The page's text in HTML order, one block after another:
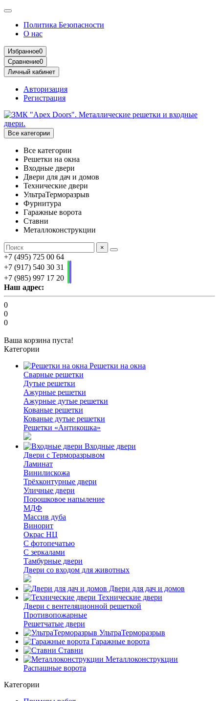
Политика Безопасности
О нас
Избранное0
Сравнение0
Личный кабинет
Авторизация
Регистрация
Все категории
Все категории
Решетки на окна
Входные двери
Двери для дач и домов
Технические двери
УльтраТерморазрыв
Фурнитура
Гаражные ворота
Ставни
Металлоконструкции
×
+7 (495) 725 00 64
+7 (917) 540 30 31
+7 (985) 997 17 20
Наш адрес:
0
0
0
Ваша корзина пуста!
Категории
Решетки на окна
Сварные решетки
Дутые решетки
Ажурные решетки
Ажурные дутые решетки
Кованые решетки
Кованые дутые решетки
Решетки «Антикошка»
Входные двери
Двери с Терморазрывом
Ламинат
Винилискожа
Трёхконтурные двери
Уличные двери
Порошковое напыление
МДФ
Массив дуба
Винорит
Окрас НЦ
С фотопечатью
С зеркалами
Тамбурные двери
Двери со входом для животных
Двери для дач и домов
Технические двери
Двери с вентеляционной решеткой
Противопожарные
Решетчатые двери
УльтраТерморазрыв
Гаражные ворота
Ставни
Металлоконструкции
Распашные ворота
Категории